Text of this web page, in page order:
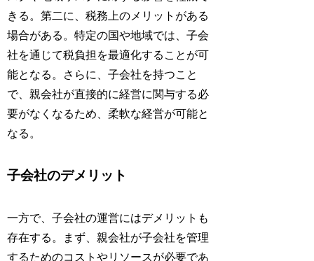
きる。第二に、税務上のメリットがある
場合がある。特定の国や地域では、子会
社を通じて税負担を最適化することが可
能となる。さらに、子会社を持つこと
で、親会社が直接的に経営に関与する必
要がなくなるため、柔軟な経営が可能と
なる。
子会社のデメリット
一方で、子会社の運営にはデメリットも
存在する。まず、親会社が子会社を管理
するためのコストやリソースが必要であ